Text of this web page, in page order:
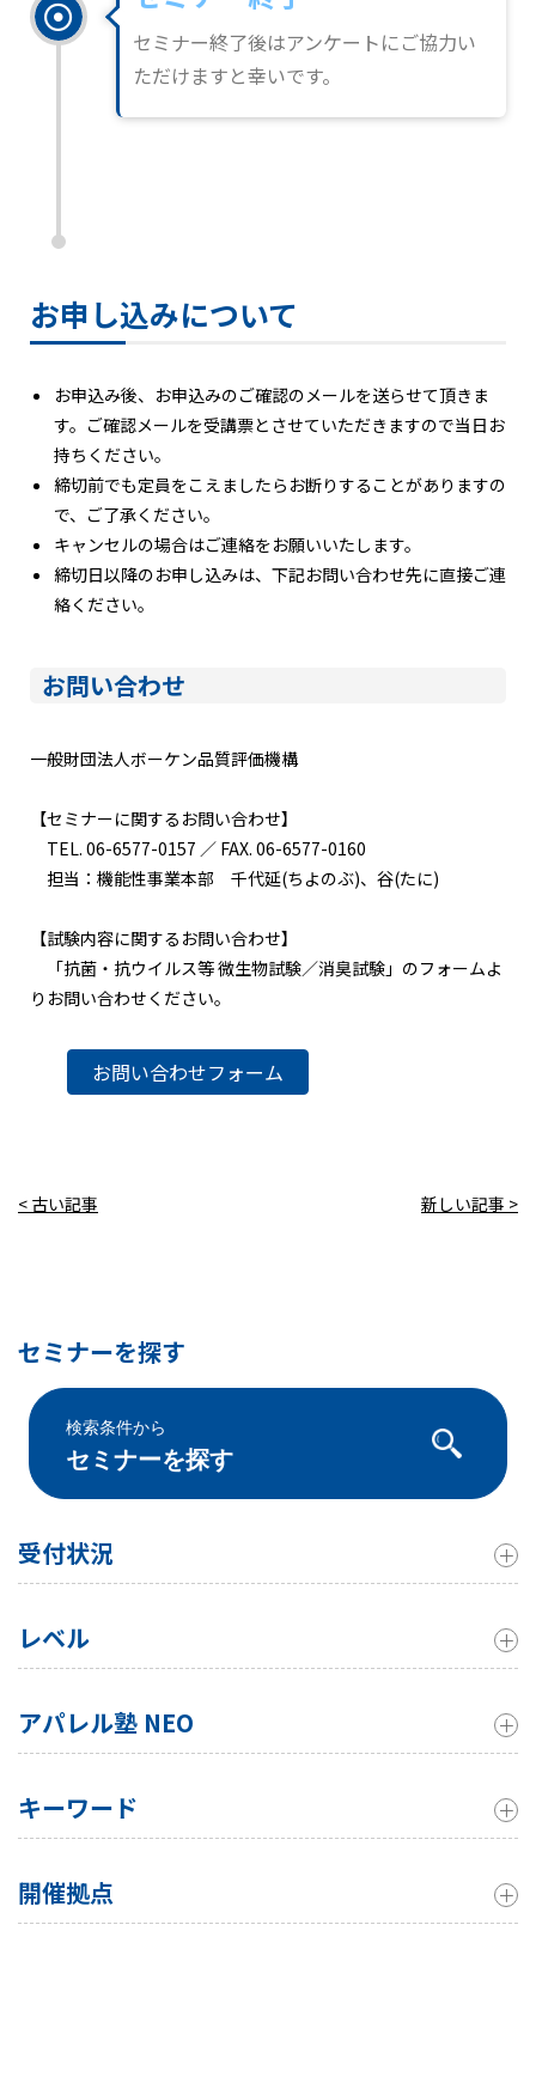
セミナーを探す
検索条件から
セミナーを探す
受付状況
レベル
アパレル塾 NEO
キーワード
開催拠点
セミナー終了後はアンケートにご協力い
ただけますと幸いです。
お申し込みについて
お申込み後、お申込みのご確認のメールを送らせて頂きま
す。ご確認メールを受講票とさせていただきますので当日お
持ちください。
締切前でも定員をこえましたらお断りすることがありますの
で、ご了承ください。
キャンセルの場合はご連絡をお願いいたします。
締切日以降のお申し込みは、下記お問い合わせ先に直接ご連
絡ください。
お問い合わせ
一般財団法人ボーケン品質評価機構
【セミナーに関するお問い合わせ】
TEL. 06-6577-0157 ／ FAX. 06-6577-0160
担当：機能性事業本部 千代延(ちよのぶ)、谷(たに)
【試験内容に関するお問い合わせ】
「抗菌・抗ウイルス等 微生物試験／消臭試験」のフォームよ
りお問い合わせください。
お問い合わせフォーム
< 古い記事 新しい記事 >